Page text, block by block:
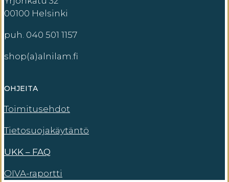
00100 Helsinki
puh. 040 501 1157
shop(a)alnilam.fi
OHJEITA
Toimitusehdot
Tietosuojakäytäntö
UKK – FAQ
OIVA-raportti